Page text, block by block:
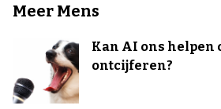
Meer Mens
Kan AI ons helpen
ontcijferen?